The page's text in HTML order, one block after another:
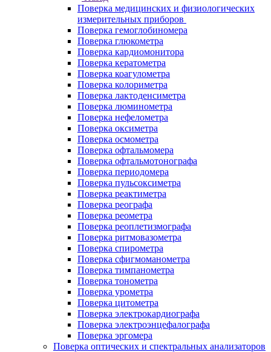
Поверка медицинских и физиологических
измерительных приборов
Поверка гемоглобиномера
Поверка глюкометра
Поверка кардиомонитора
Поверка кератометра
Поверка коагулометра
Поверка колориметра
Поверка лактоденсиметра
Поверка люминометра
Поверка нефелометра
Поверка оксиметра
Поверка осмометра
Поверка офтальмомера
Поверка офтальмотонографа
Поверка периодомера
Поверка пульсоксиметра
Поверка реактиметра
Поверка реографа
Поверка реометра
Поверка реоплетизмографа
Поверка ритмовазометра
Поверка спирометра
Поверка сфигмоманометра
Поверка тимпанометра
Поверка тонометра
Поверка урометра
Поверка цитометра
Поверка электрокардиографа
Поверка электроэнцефалографа
Поверка эргомера
Поверка оптических и спектральных анализаторов